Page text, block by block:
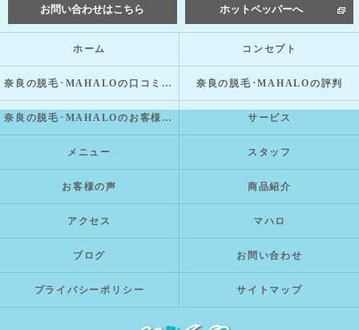
お問い合わせはこちら ホットペッパーへ
ホーム コンセプト
奈良の脱毛･MAHALOの口コミ情報 奈良の脱毛･MAHALOの評判
奈良の脱毛･MAHALOのお客様の声 サービス
メニュー スタッフ
お客様の声 商品紹介
アクセス マハロ
ブログ お問い合わせ
プライバシーポリシー サイトマップ